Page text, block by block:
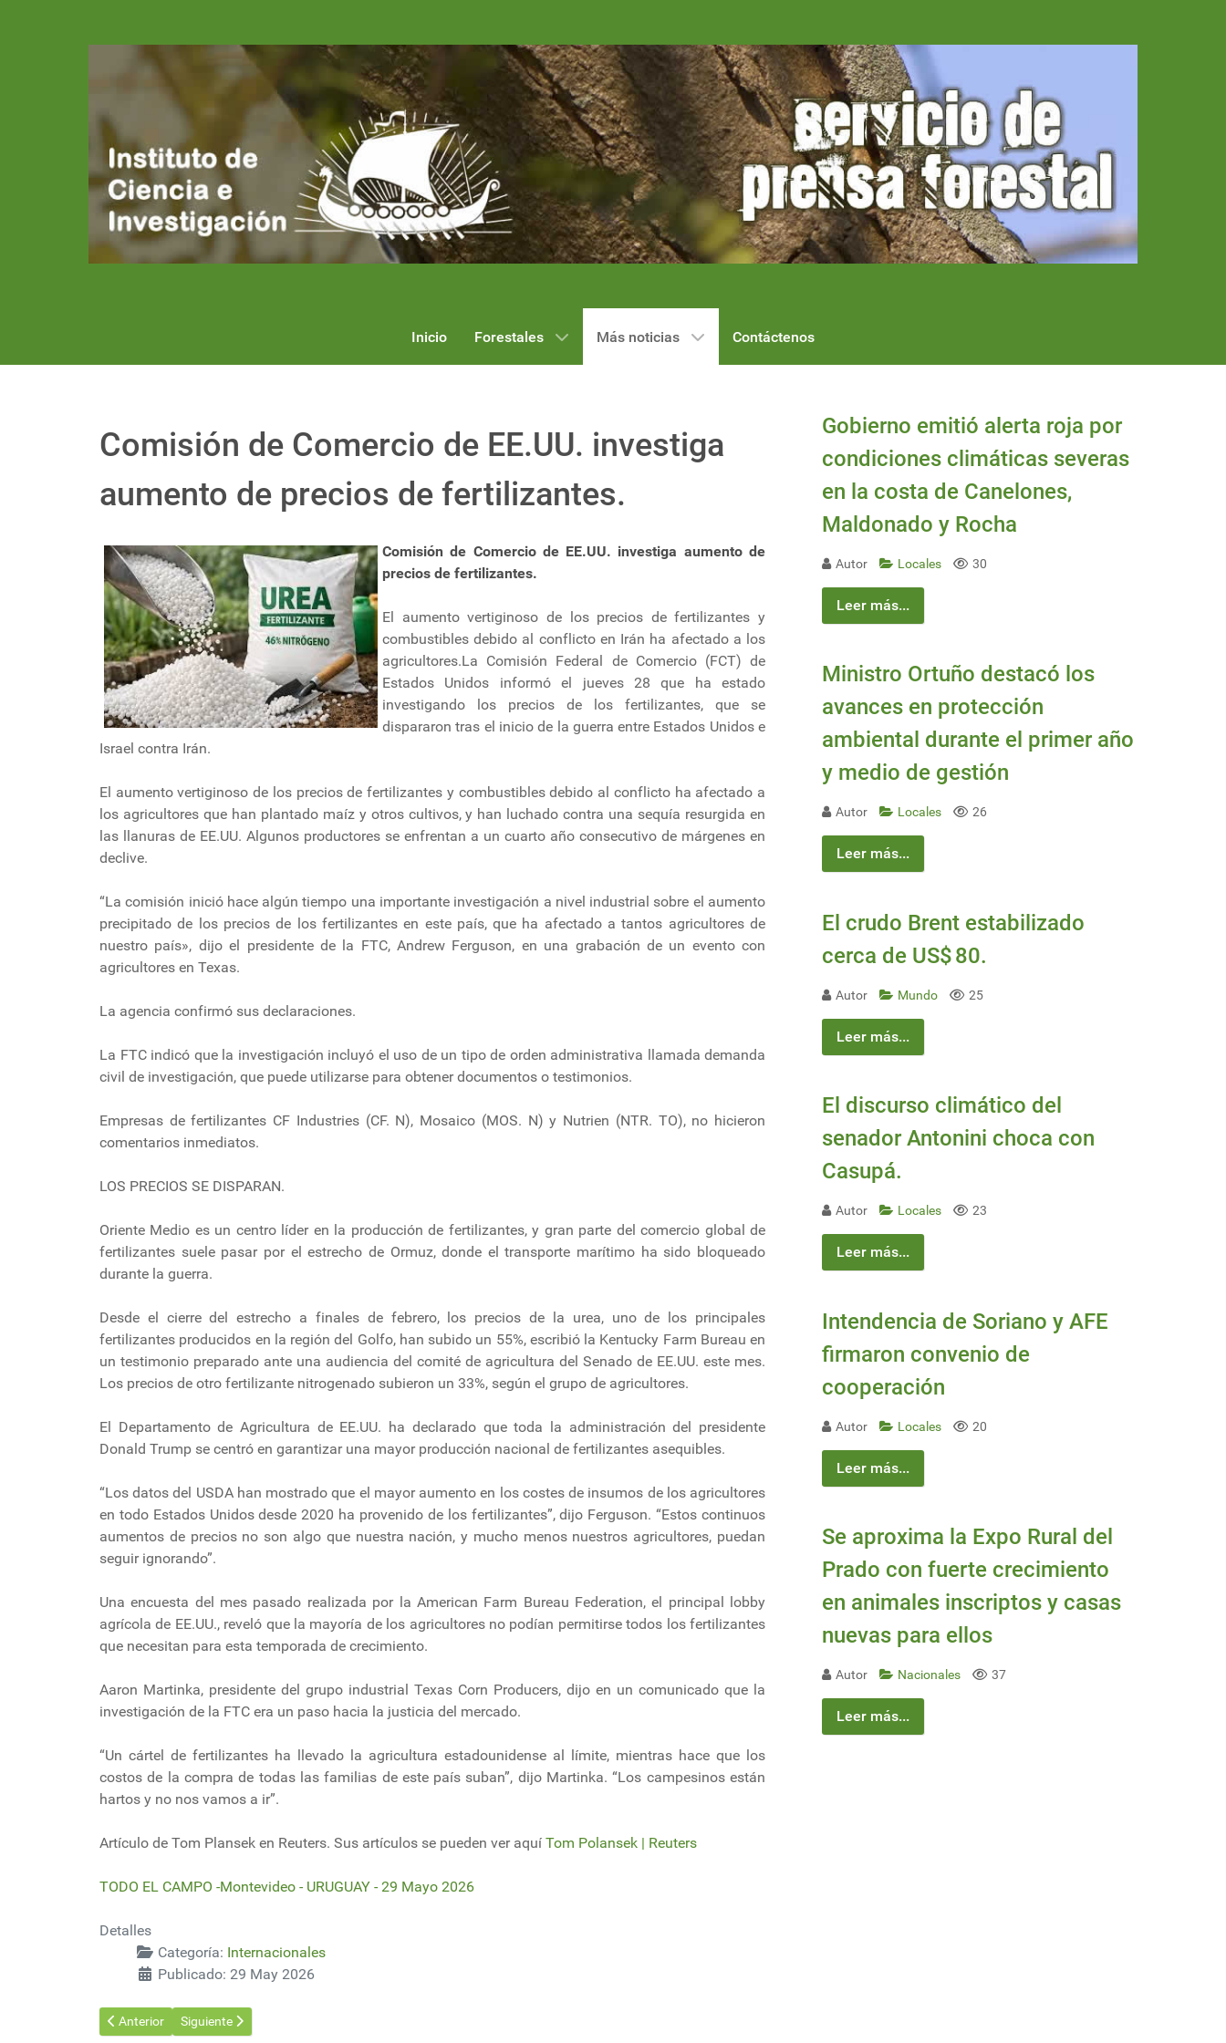
Inicio Forestales Más noticias Contáctenos
Comisión de Comercio de EE.UU. investiga
aumento de precios de fertilizantes.
Comisión de Comercio de EE.UU. investiga aumento de
precios de fertilizantes.
El aumento vertiginoso de los precios de fertilizantes y
combustibles debido al conflicto en Irán ha afectado a los
agricultores.La Comisión Federal de Comercio (FCT) de
Estados Unidos informó el jueves 28 que ha estado
investigando los precios de los fertilizantes, que se
dispararon tras el inicio de la guerra entre Estados Unidos e
Israel contra Irán.
El aumento vertiginoso de los precios de fertilizantes y combustibles debido al conflicto ha afectado a
los agricultores que han plantado maíz y otros cultivos, y han luchado contra una sequía resurgida en
las llanuras de EE.UU. Algunos productores se enfrentan a un cuarto año consecutivo de márgenes en
declive.
“La comisión inició hace algún tiempo una importante investigación a nivel industrial sobre el aumento
precipitado de los precios de los fertilizantes en este país, que ha afectado a tantos agricultores de
nuestro país», dijo el presidente de la FTC, Andrew Ferguson, en una grabación de un evento con
agricultores en Texas.
La agencia confirmó sus declaraciones.
La FTC indicó que la investigación incluyó el uso de un tipo de orden administrativa llamada demanda
civil de investigación, que puede utilizarse para obtener documentos o testimonios.
Empresas de fertilizantes CF Industries (CF. N), Mosaico (MOS. N) y Nutrien (NTR. TO), no hicieron
comentarios inmediatos.
LOS PRECIOS SE DISPARAN.
Oriente Medio es un centro líder en la producción de fertilizantes, y gran parte del comercio global de
fertilizantes suele pasar por el estrecho de Ormuz, donde el transporte marítimo ha sido bloqueado
durante la guerra.
Desde el cierre del estrecho a finales de febrero, los precios de la urea, uno de los principales
fertilizantes producidos en la región del Golfo, han subido un 55%, escribió la Kentucky Farm Bureau en
un testimonio preparado ante una audiencia del comité de agricultura del Senado de EE.UU. este mes.
Los precios de otro fertilizante nitrogenado subieron un 33%, según el grupo de agricultores.
El Departamento de Agricultura de EE.UU. ha declarado que toda la administración del presidente
Donald Trump se centró en garantizar una mayor producción nacional de fertilizantes asequibles.
“Los datos del USDA han mostrado que el mayor aumento en los costes de insumos de los agricultores
en todo Estados Unidos desde 2020 ha provenido de los fertilizantes”, dijo Ferguson. “Estos continuos
aumentos de precios no son algo que nuestra nación, y mucho menos nuestros agricultores, puedan
seguir ignorando”.
Una encuesta del mes pasado realizada por la American Farm Bureau Federation, el principal lobby
agrícola de EE.UU., reveló que la mayoría de los agricultores no podían permitirse todos los fertilizantes
que necesitan para esta temporada de crecimiento.
Aaron Martinka, presidente del grupo industrial Texas Corn Producers, dijo en un comunicado que la
investigación de la FTC era un paso hacia la justicia del mercado.
“Un cártel de fertilizantes ha llevado la agricultura estadounidense al límite, mientras hace que los
costos de la compra de todas las familias de este país suban”, dijo Martinka. “Los campesinos están
hartos y no nos vamos a ir”.
Artículo de Tom Plansek en Reuters. Sus artículos se pueden ver aquí Tom Polansek | Reuters
TODO EL CAMPO -Montevideo - URUGUAY - 29 Mayo 2026
Detalles
Categoría: Internacionales
Publicado: 29 May 2026
Artículo anterior: La orina humana, recurso oculto para fertilizar el futuro.
Anterior Artículo siguiente: Algas modificadas genéticamente y cultivadas en laboratorio eliminan microplásticos del agua.
Siguiente
Gobierno emitió alerta roja por
condiciones climáticas severas
en la costa de Canelones,
Maldonado y Rocha
Autor Locales 30
Leer más...
Ministro Ortuño destacó los
avances en protección
ambiental durante el primer año
y medio de gestión
Autor Locales 26
Leer más...
El crudo Brent estabilizado
cerca de US$ 80.
Autor Mundo 25
Leer más...
El discurso climático del
senador Antonini choca con
Casupá.
Autor Locales 23
Leer más...
Intendencia de Soriano y AFE
firmaron convenio de
cooperación
Autor Locales 20
Leer más...
Se aproxima la Expo Rural del
Prado con fuerte crecimiento
en animales inscriptos y casas
nuevas para ellos
Autor Nacionales 37
Leer más...